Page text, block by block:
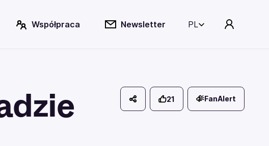
Współpraca Newsletter PL
21 FanAlert